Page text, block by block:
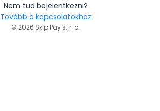
Nem tud bejelentkezni?
Tovább a kapcsolatokhoz
© 2026 Skip Pay s. r. o.